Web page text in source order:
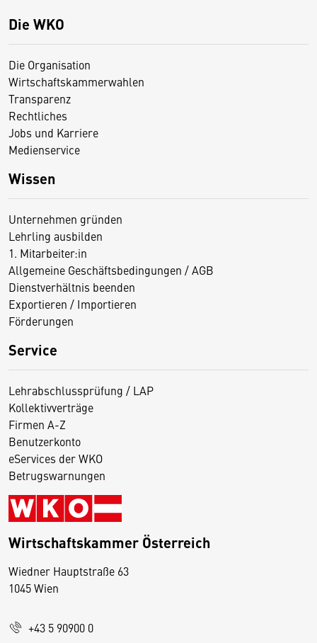
Die WKO
Die Organisation
Wirtschaftskammerwahlen
Transparenz
Rechtliches
Jobs und Karriere
Medienservice
Wissen
Unternehmen gründen
Lehrling ausbilden
1. Mitarbeiter:in
Allgemeine Geschäftsbedingungen / AGB
Dienstverhältnis beenden
Exportieren / Importieren
Förderungen
Service
Lehrabschlussprüfung / LAP
Kollektivverträge
Firmen A-Z
Benutzerkonto
eServices der WKO
Betrugswarnungen
Wirtschaftskammer Österreich
Wiedner Hauptstraße 63
1045 Wien
+43 5 90900 0
D
s